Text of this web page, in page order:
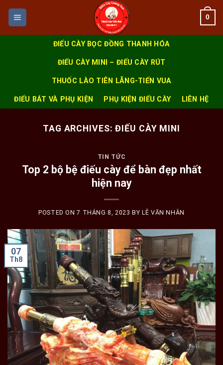
Skip
content
0
ĐIẾU CÀY BỌC ĐỒNG THANH HÓA
ĐIẾU CÀY MINI – ĐIẾU CÀY RÚT
THUỐC LÀO TIÊN LÃNG-TIẾN VUA
ĐIẾU BÁT VÀ PHỤ KIỆN PHỤ KIỆN ĐIẾU CÀY LIÊN HỆ
TAG ARCHIVES:ĐIẾU CÀY MINI
TIN TỨC
Top 2 bộ bệ điếu cày để bàn đẹp nhất
hiện nay
POSTED ON7 THÁNG 8, 2023 BYLÊ VĂN NHÂN
07
Th8